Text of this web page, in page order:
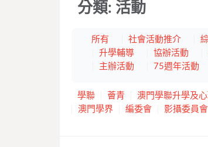
分類: 活動
所有 社會活動推介
升學輔導
協辦活動
主辦活動
75週年活動
學聯 薈青 澳門學聯升學及
澳門學界
編委會 影攝委員會